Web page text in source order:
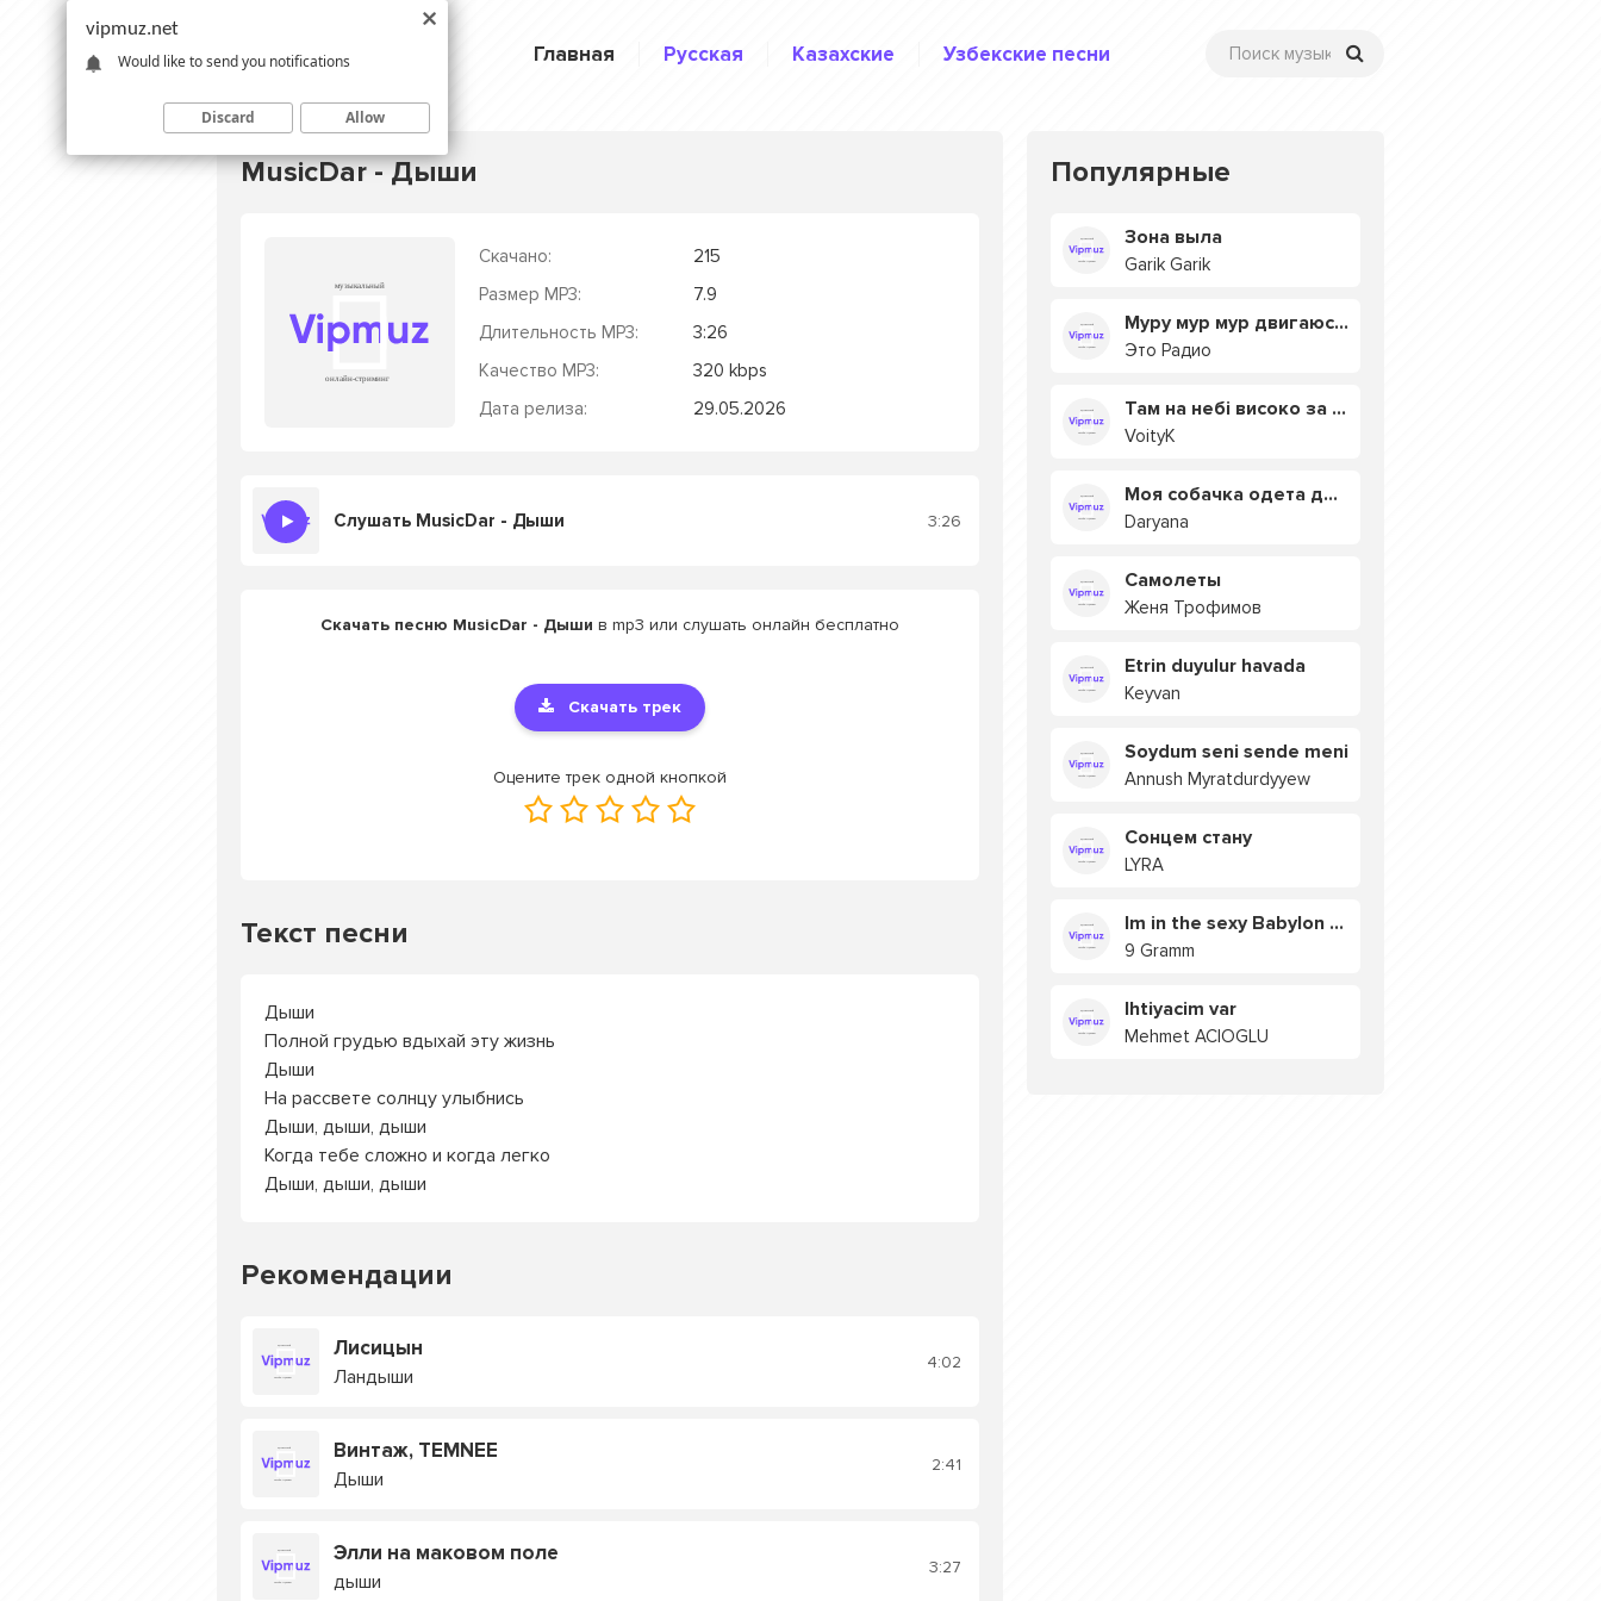
Главная Русская Казахские Узбекские песни
MusicDar - Дыши
Скачано:
215
Размер MP3:
7.9
Длительность MP3:
3:26
Качество MP3:
320 kbps
Дата релиза:
29.05.2026
Слушать MusicDar - Дыши 3:26
Скачать песню MusicDar - Дыши в mp3 или слушать онлайн бесплатно
Скачать трек
Оцените трек одной кнопкой
Текст песни
Дыши
Полной грудью вдыхай эту жизнь
Дыши
На рассвете солнцу улыбнись
Дыши, дыши, дыши
Когда тебе сложно и когда легко
Дыши, дыши, дыши
Рекомендации
Лисицын
Ландыши
4:02
Винтаж, TEMNEE
Дыши
2:41
Элли на маковом поле
дыши
3:27
Популярные
Зона выла
Garik Garik
Муру мур мур двигаюсь на мурмулях
Это Радио
Там на небі високо за хмарами
VoityK
Моя собачка одета дороже тебя
Daryana
Самолеты
Женя Трофимов
Etrin duyulur havada
Keyvan
Soydum seni sende meni
Annush Myratdurdyyew
Сонцем стану
LYRA
Im in the sexy Babylon БУЯ
9 Gramm
Ihtiyacim var
Mehmet ACIOGLU
vipmuz.net
Would like to send you notifications
Discard Allow